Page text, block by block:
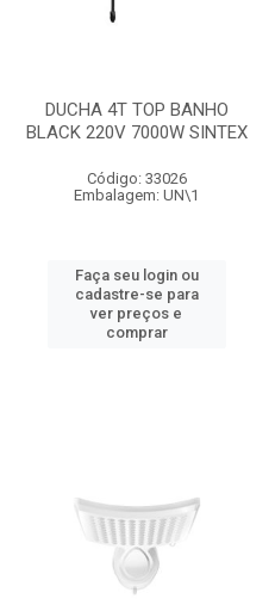
DUCHA 4T TOP BANHO
BLACK 220V 7000W SINTEX
Código: 33026
Embalagem: UN\1
Faça seu login ou
cadastre-se para
ver preços e
comprar